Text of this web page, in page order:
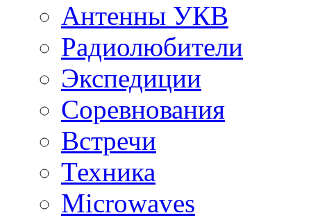
Антенны УКВ
Радиолюбители
Экспедиции
Соревнования
Встречи
Техника
Microwaves